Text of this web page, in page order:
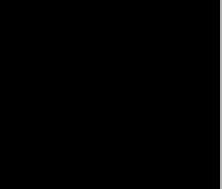
mostrando? déjanos